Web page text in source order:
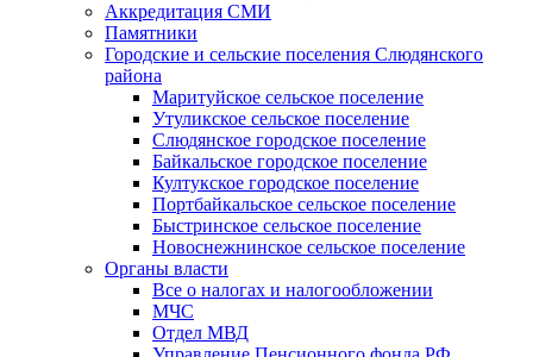
Аккредитация СМИ
Памятники
Городские и сельские поселения Слюдянского
района
Маритуйское сельское поселение
Утуликское сельское поселение
Слюдянское городское поселение
Байкальское городское поселение
Култукское городское поселение
Портбайкальское сельское поселение
Быстринское сельское поселение
Новоснежнинское сельское поселение
Органы власти
Все о налогах и налогообложении
МЧС
Отдел МВД